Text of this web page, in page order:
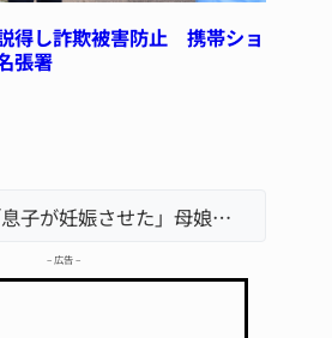
得し詐欺被害防止 携帯ショ
張署
「息子が妊娠させた」母娘だまされ400万円詐欺被害 名張
– 広告 –